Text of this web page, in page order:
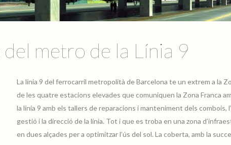
metro de la Línia 9
La línia 9 del ferrocarril metropolità de Barcelona te un extrem a la
de les quatre estacions elevades que comuniquen la Zona Franca
la línia 9 amb els tallers de reparacions i manteniment dels combois,
gestió i la direcció de la línia. Tot i que es troba en una zona
en dues alçades per a optimitzar l’ús del sol. La coberta, amb la